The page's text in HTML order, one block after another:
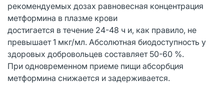
рекомендуемых дозах равновесная концентрация
метформина в плазме крови
достигается в течение 24-48 ч и, как правило, не
превышает 1 мкг/мл. Абсолютная биодоступность у
здоровых добровольцев составляет 50-60 %.
При одновременном приеме пищи абсорбция
метформина снижается и задерживается.